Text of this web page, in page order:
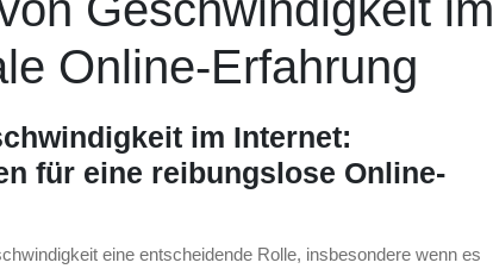
Online-Erfahrung
im Internet:
für eine reibungslose Online-
eine entscheidende Rolle, insbesondere wenn es